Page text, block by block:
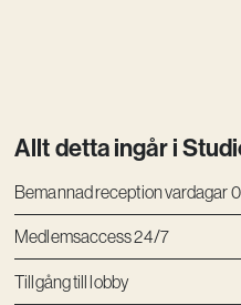
Allt detta ingår i
Bemannad reception vardagar
Medlemsaccess 24/7
Tillgång till lobby